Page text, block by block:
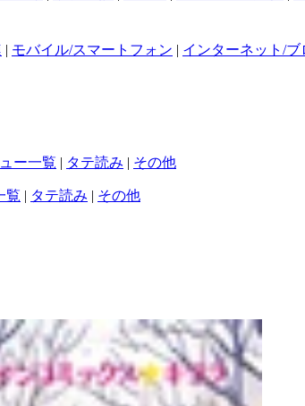
| モバイル/スマートフォン | インターネット/ブ
ー一覧 | タテ読み | その他
覧 | タテ読み | その他